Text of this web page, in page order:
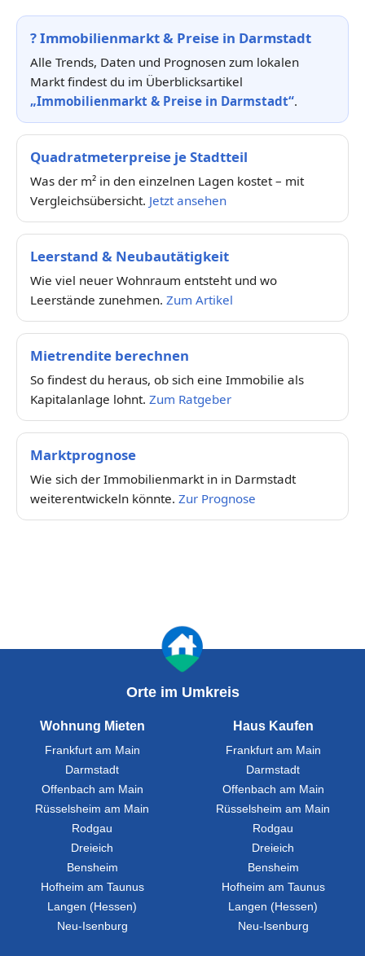
?Immobilienmarkt & Preise in Darmstadt
Alle Trends, Daten und Prognosen zum lokalen
Markt findest du im Überblicksartikel
„Immobilienmarkt & Preise in Darmstadt“.
Quadratmeterpreise je Stadtteil
Was der m² in den einzelnen Lagen kostet – mit
Vergleichsübersicht. Jetzt ansehen
Leerstand & Neubautätigkeit
Wie viel neuer Wohnraum entsteht und wo
Leerstände zunehmen. Zum Artikel
Mietrendite berechnen
So findest du heraus, ob sich eine Immobilie als
Kapitalanlage lohnt. Zum Ratgeber
Marktprognose
Wie sich der Immobilienmarkt in in Darmstadt
weiterentwickeln könnte. Zur Prognose
Orte im Umkreis
Wohnung Mieten
Frankfurt am Main
Darmstadt
Offenbach am Main
Rüsselsheim am Main
Rodgau
Dreieich
Bensheim
Hofheim am Taunus
Langen (Hessen)
Neu-Isenburg
Haus Kaufen
Frankfurt am Main
Darmstadt
Offenbach am Main
Rüsselsheim am Main
Rodgau
Dreieich
Bensheim
Hofheim am Taunus
Langen (Hessen)
Neu-Isenburg